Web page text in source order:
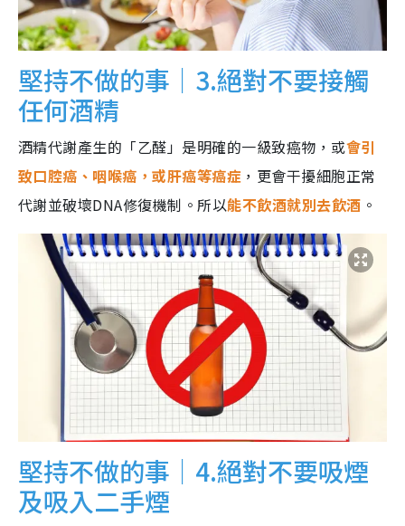
堅持不做的事｜3.絕對不要接觸
任何酒精
酒精代謝產生的「乙醛」是明確的一級致癌物，或會引
致口腔癌、咽喉癌，或肝癌等癌症 ，更會干擾細胞正常
代謝並破壞DNA修復機制。所以能不飲酒就別去飲酒 。
堅持不做的事｜4.絕對不要吸煙
及吸入二手煙